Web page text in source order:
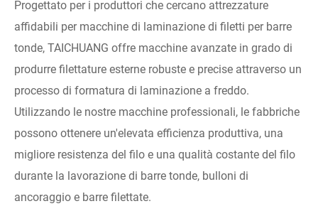
Progettato per i produttori che cercano attrezzature
affidabili per macchine di laminazione di filetti per barre
tonde, TAICHUANG offre macchine avanzate in grado di
produrre filettature esterne robuste e precise attraverso un
processo di formatura di laminazione a freddo.
Utilizzando le nostre macchine professionali, le fabbriche
possono ottenere un'elevata efficienza produttiva, una
migliore resistenza del filo e una qualità costante del filo
durante la lavorazione di barre tonde, bulloni di
ancoraggio e barre filettate.